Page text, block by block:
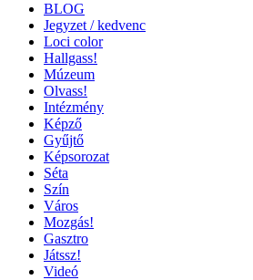
BLOG
Jegyzet / kedvenc
Loci color
Hallgass!
Múzeum
Olvass!
Intézmény
Képző
Gyűjtő
Képsorozat
Séta
Szín
Város
Mozgás!
Gasztro
Játssz!
Videó